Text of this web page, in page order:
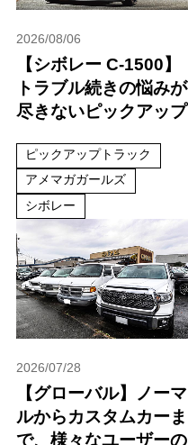
2026/08/06
【シボレー C-1500】
トラブル続きの悩みが
尽きないピックアップ
ピックアップトラック
アメマガガールズ
シボレー
2026/07/28
【グローバル】ノーマ
ルからカスタムカーま
で、様々なユーザーの